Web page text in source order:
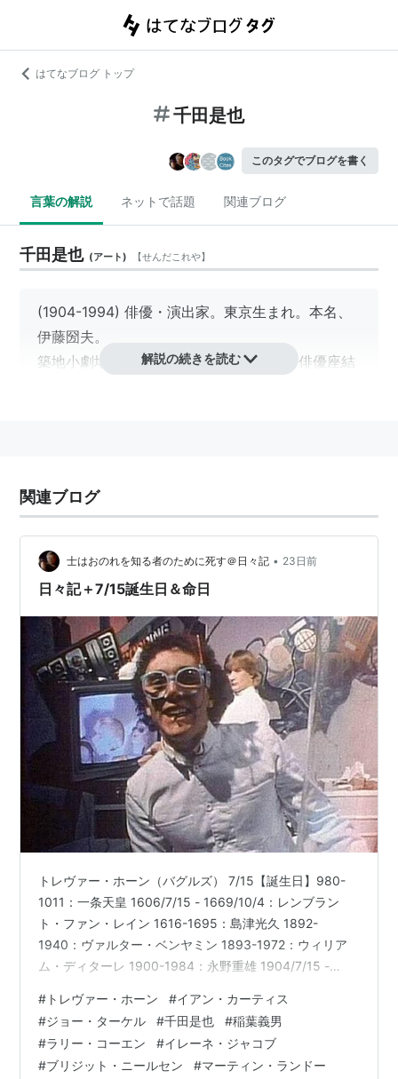
はてなブログ トップ
千田是也
このタグでブログを書く
言葉の解説 ネットで話題 関連ブログ
千田是也 (アート) 【せんだこれや】
(1904-1994) 俳優・演出家。東京生まれ。本名、
伊藤圀夫。
築地小劇場で初舞台、1944年（昭和19）俳優座結
1904年（明治37年）7月15日、生まれ。1994年（平成6
解説の続きを読む
関連ブログ
士はおのれを知る者のために死す＠日々記 • 23日前
日々記＋7/15誕生日＆命日
トレヴァー・ホーン（バグルズ） 7/15【誕生日】980-
1011：一条天皇 1606/7/15 - 1669/10/4：レンブラン
ト・ファン・レイン 1616-1695：島津光久 1892-
1940：ヴァルター・ベンヤミン 1893-1972：ウィリア
ム・ディターレ 1900-1984：永野重雄 1904/7/15 -
1996：ハワード・ヴェルノン 1910/7/15 - 1979/5/2：藤
本真澄／1910/7/15 - 1983/8/11：山本薩夫 1913-
1998：ハモンド・イネス 1920/7/15 - 199…
# トレヴァー・ホーン #イアン・カーティス
#ジョー・ターケル #千田是也 #稲葉義男
#ラリー・コーエン #イレーネ・ジャコブ
#ブリジット・ニールセン #マーティン・ランドー